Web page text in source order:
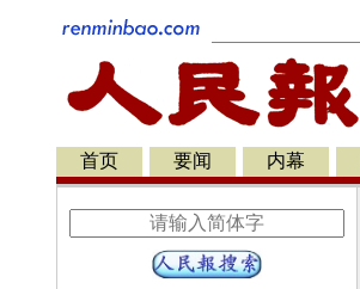
首页 要闻 内幕